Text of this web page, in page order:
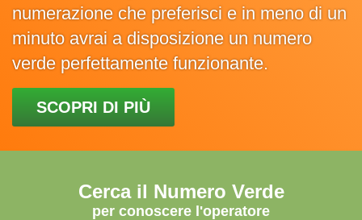
numerazione che preferisci e in meno di un
minuto avrai a disposizione un numero
verde perfettamente funzionante.
SCOPRI DI PIÙ
Cerca il Numero Verde
per conoscere l'operatore